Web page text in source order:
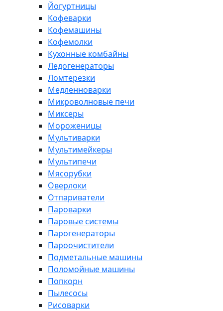
Йогуртницы
Кофеварки
Кофемашины
Кофемолки
Кухонные комбайны
Ледогенераторы
Ломтерезки
Медленноварки
Микроволновые печи
Миксеры
Мороженицы
Мультиварки
Мультимейкеры
Мультипечи
Мясорубки
Оверлоки
Отпариватели
Пароварки
Паровые системы
Парогенераторы
Пароочистители
Подметальные машины
Поломойные машины
Попкорн
Пылесосы
Рисоварки